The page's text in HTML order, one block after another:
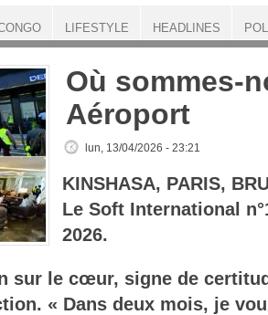
Où sommes-
Aéroport
lun, 13/04/2026 - 23:21
KINSHASA, PARIS,
Le Soft International
2026.
sur le cœur, signe de
« Dans deux mois, je
LIFESTYLE HEADLINES